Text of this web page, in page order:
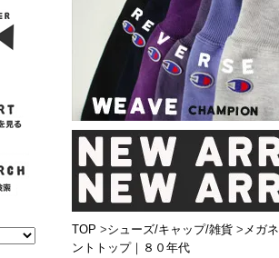
TOP >シューズ/キャップ/雑貨 > メガ
ントトップ｜８０年代